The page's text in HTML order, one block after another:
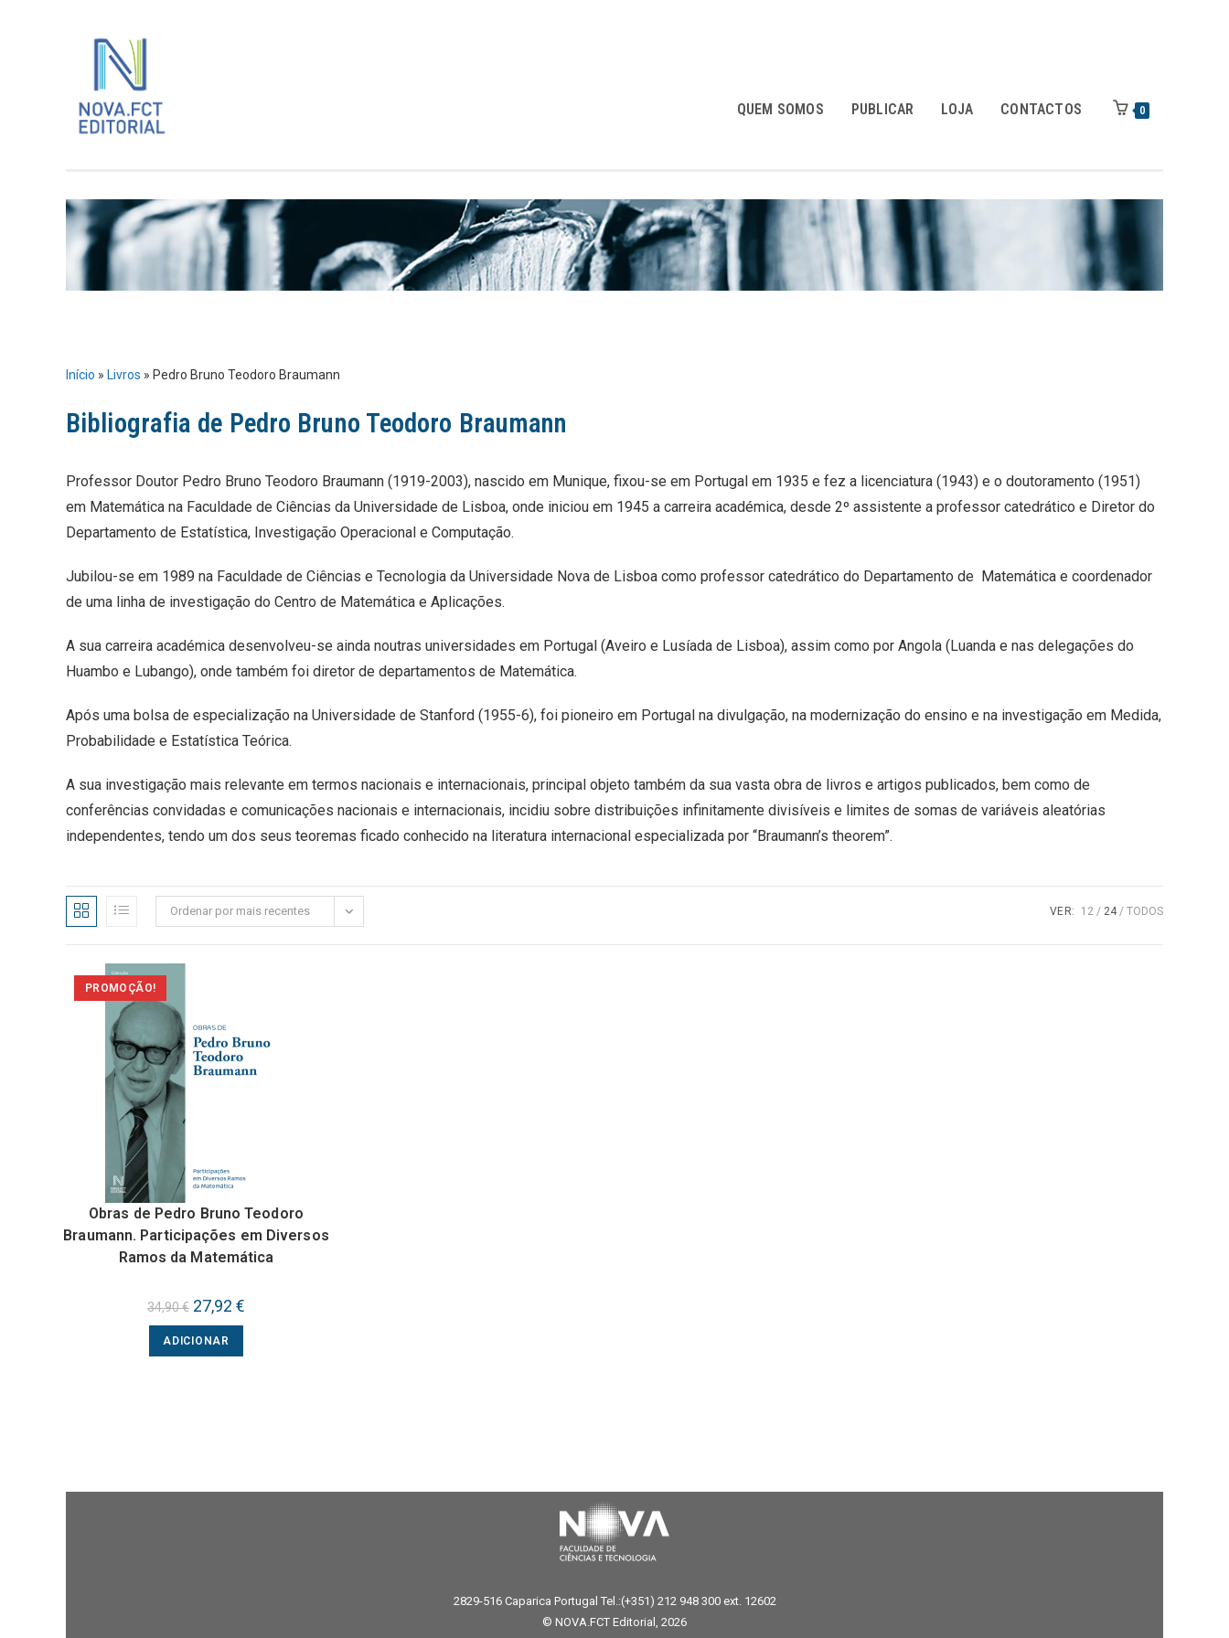
QUEM SOMOS PUBLICAR LOJA CONTACTOS 0
Início » Livros » Pedro Bruno Teodoro Braumann
Pedro Bruno Teodoro Braumann
Professor Doutor Pedro Bruno Teodoro Braumann (1919-2003), nascido em Munique, fixou-se em Portugal em 1935 e fez a licenciatura (1943) e o doutoramento (1951)
em Matemática na Faculdade de Ciências da Universidade de Lisboa, onde iniciou em 1945 a carreira académica, desde 2º assistente a professor catedrático e Diretor do
Departamento de Estatística, Investigação Operacional e Computação.
Jubilou-se em 1989 na Faculdade de Ciências e Tecnologia da Universidade Nova de Lisboa como professor catedrático do Departamento de Matemática e coordenador
de uma linha de investigação do Centro de Matemática e Aplicações.
A sua carreira académica desenvolveu-se ainda noutras universidades em Portugal (Aveiro e Lusíada de Lisboa), assim como por Angola (Luanda e nas delegações do
Huambo e Lubango), onde também foi diretor de departamentos de Matemática.
Após uma bolsa de especialização na Universidade de Stanford (1955-6), foi pioneiro em Portugal na divulgação, na modernização do ensino e na investigação em Medida,
Probabilidade e Estatística Teórica.
A sua investigação mais relevante em termos nacionais e internacionais, principal objeto também da sua vasta obra de livros e artigos publicados, bem como de
conferências convidadas e comunicações nacionais e internacionais, incidiu sobre distribuições infinitamente divisíveis e limites de somas de variáveis aleatórias
independentes, tendo um dos seus teoremas ficado conhecido na literatura internacional especializada por “Braumann’s theorem”.
Ordenar por mais recentes VER: 12 24 TODOS
PROMOÇÃO!
Obras de Pedro Bruno Teodoro
Braumann. Participações em Diversos
Ramos da Matemática
34,90€ O
preço
original
era:
34,90 €.
27,92 €
ADICIONAR
2829-516 Caparica Portugal Tel.:(+351) 212 948 300 ext. 12602
© NOVA.FCT Editorial, 2026